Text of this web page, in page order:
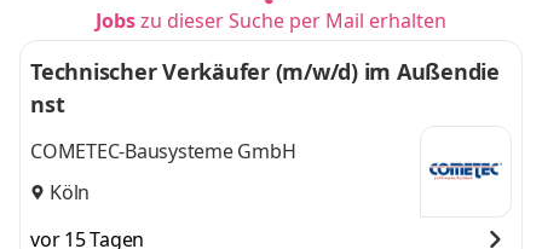
Jobszu dieser Suche per Mail erhalten
Technischer Verkäufer (m/w/d) im Außendie
nst
COMETEC-Bausysteme GmbH
Köln
vor 15 Tagen